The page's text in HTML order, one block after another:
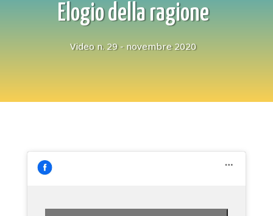
Elogio della ragione
Video n. 29 - novembre 2020